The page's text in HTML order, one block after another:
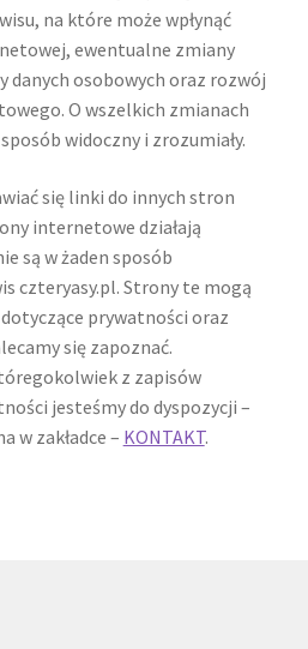
na które może wpłynąć
ewentualne zmiany
danych osobowych oraz rozwój
O wszelkich zmianach
widoczny i zrozumiały.
się linki do innych stron
internetowe działają
są w żaden sposób
czteryasy.pl. Strony te mogą
prywatności oraz
się zapoznać.
z zapisów
jesteśmy do dyspozycji –
w zakładce – KONTAKT.